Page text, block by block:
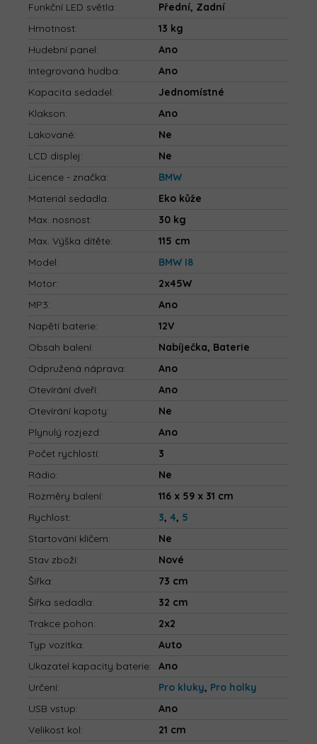
Funkční LED světla:
Přední, Zadní
Hmotnost:
13 kg
Hudební panel:
Ano
Integrovaná hudba:
Ano
Kapacita sedadel:
Jednomístné
Klakson:
Ano
Lakované:
Ne
LCD displej:
Ne
Licence - značka:
BMW
Materiál sedadla:
Eko kůže
Max. nosnost:
30 kg
Max. Výška dítěte:
115 cm
Model:
BMW I8
Motor:
2x45W
MP3:
Ano
Napětí baterie:
12V
Obsah balení:
Nabíječka, Baterie
Odpružená náprava:
Ano
Otevírání dveří:
Ano
Otevírání kapoty:
Ne
Plynulý rozjezd:
Ano
Počet rychlostí:
3
Rádio:
Ne
Rozměry balení:
116 x 59 x 31 cm
Rychlost: 3, 4, 5
Startování klíčem:
Ne
Stav zboží:
Nové
Šířka:
73 cm
Šířka sedadla:
32 cm
Trakce pohon:
2x2
Typ vozítka:
Auto
Ukazatel kapacity baterie:
Ano
Určení: Pro kluky, Pro holky
USB vstup:
Ano
Velikost kol:
21 cm